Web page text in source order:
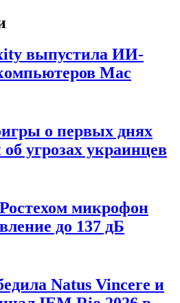
выпустила ИИ-
Mac
о первых днях
угрозах украинцев
микрофон
до 137 дБ
Natus Vincere и